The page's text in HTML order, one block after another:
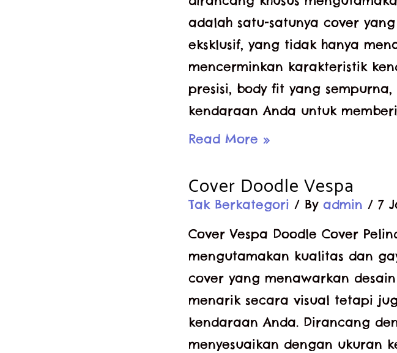
adalah satu-satunya cover
eksklusif, yang tidak hanya
mencerminkan karakteristik
presisi, body fit yang
kendaraan Anda untuk
Cover
Premium
Read More »
Cover Doodle Vespa
Tak Berkategori / By admin / 7
Cover Vespa Doodle Cover
mengutamakan kualitas dan
cover yang menawarkan
menarik secara visual tetapi
kendaraan Anda. Dirancang
menyesuaikan dengan ukuran